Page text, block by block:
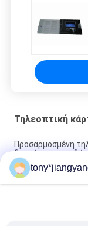
Τηλεοπτική
Προσαρμοσμένη
διαφήμιση των
VIF πλήρες χρώμα
τηλεοπτικό και
Τηλεοπτική κάρτα